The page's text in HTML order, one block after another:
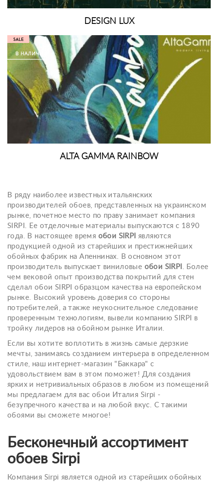
DESIGN LUX
ALTA GAMMA RAINBOW
В ряду наиболее известных итальянских
производителей обоев, представленных на украинском
рынке, почетное место по праву занимает компания
SIRPI. Ее отделочные материалы выпускаются с 1890
года. В настоящее время обои SIRPIявляются
продукцией одной из старейших и престижнейших
обойных фабрик на Апеннинах. В основном этот
производитель выпускает виниловые обои SIRPI . Более
чем вековой опыт производства покрытий для стен
сделал обои SIRPI образцом качества на европейском
рынке. Высокий уровень доверия со стороны
потребителей, а также неукоснительное следование
проверенным технологиям, вывели компанию SIRPI в
тройку лидеров на обойном рынке Италии.
Если вы хотите воплотить в жизнь самые дерзкие
мечты, занимаясь созданием интерьера в определенном
стиле, наш интернет-магазин "Баккара" с
удовольствием вам в этом поможет! Для создания
ярких и нетривиальных образов в любом из помещений
мы предлагаем для вас обои Италия Sirpi -
безупречного качества и на любой вкус. С такими
обоями вы сможете многое!
Бесконечный ассортимент
обоев Sirpi
Компания Sirpi является одной из старейших обойных